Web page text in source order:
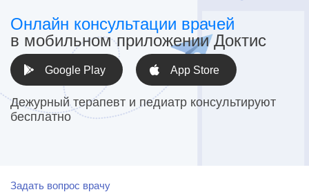
Онлайн консультации врачей
в мобильном приложении Доктис
Google Play App Store
Дежурный терапевт и педиатр консультируют
бесплатно
Задать вопрос врачу